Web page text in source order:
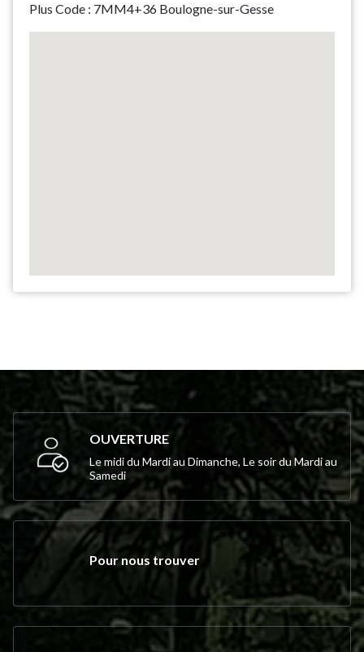
Plus Code : 7MM4+36 Boulogne-sur-Gesse
OUVERTURE
Le midi du Mardi au Dimanche, Le soir du Mardi au
Samedi
Pour nous trouver